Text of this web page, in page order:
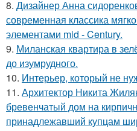
8. Дизайнер Анна
современная классика
элементами mid - Century.
9. Миланская квартира в
до изумрудного.
10. Интерьер, который не
11. Архитектор Никита
бревенчатый дом на
принадлежавший купцам